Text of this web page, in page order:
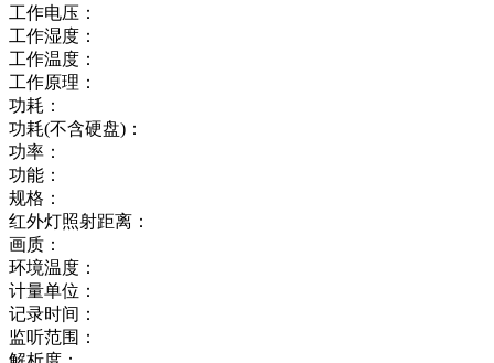
工作电压：
工作湿度：
工作温度：
工作原理：
功耗：
功耗(不含硬盘)：
功率：
功能：
规格：
红外灯照射距离：
画质：
环境温度：
计量单位：
记录时间：
监听范围：